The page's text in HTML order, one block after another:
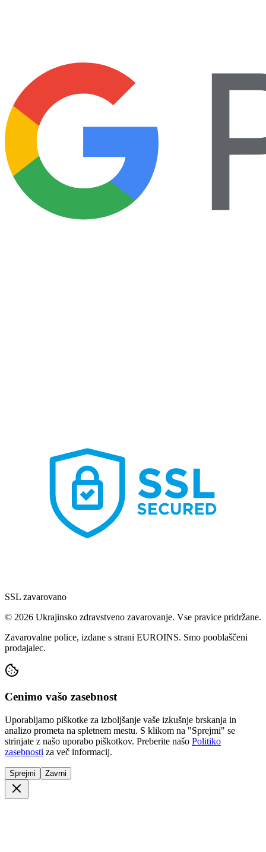
SSL zavarovano
© 2026 Ukrajinsko zdravstveno zavarovanje. Vse pravice pridržane.
Zavarovalne police, izdane s strani EUROINS. Smo pooblaščeni
prodajalec.
Cenimo vašo zasebnost
Uporabljamo piškotke za izboljšanje vaše izkušnje brskanja in
analizo prometa na spletnem mestu. S klikom na "Sprejmi" se
strinjate z našo uporabo piškotkov. Preberite našo Politiko
zasebnosti za več informacij.
Sprejmi Zavrni